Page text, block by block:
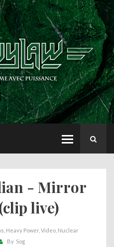
- Mirror
live)
Heavy Power Video Nuclear
By Sog